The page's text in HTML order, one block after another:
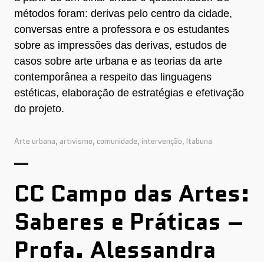
métodos foram: derivas pelo centro da cidade,
conversas entre a professora e os estudantes
sobre as impressões das derivas, estudos de
casos sobre arte urbana e as teorias da arte
contemporânea a respeito das linguagens
estéticas, elaboração de estratégias e efetivação
do projeto.
Arte urbana, artivismo, comunidade, intervenção, Itabuna
CC Campo das Artes:
Saberes e Práticas –
Profa. Alessandra